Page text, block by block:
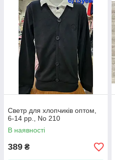
Светр для хлопчиків оптом,
6-14 рр., No 210
В наявності
389 ₴